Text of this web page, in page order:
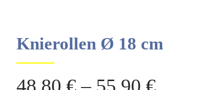
Knierollen Ø 18 cm